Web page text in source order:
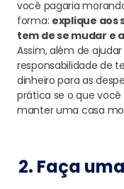
você pagaria
forma: explique aos
tem de se mudar e
Assim, além de
responsabilidade de
dinheiro para as
prática se o que
manter uma casa
2. Faça